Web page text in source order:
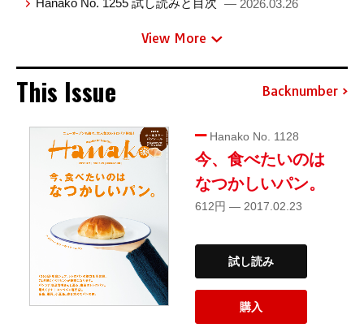
Hanako No. 1255 試し読みと目次 — 2026.03.26
View More
This Issue Backnumber
Hanako No. 1128
今、食べたいのは
なつかしいパン。
612円 — 2017.02.23
試し読み
購入